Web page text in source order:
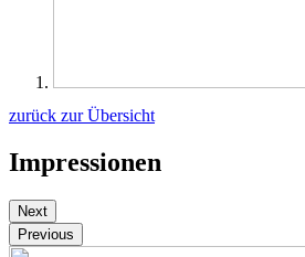
zurück zur Übersicht
Impressionen
Next
Previous